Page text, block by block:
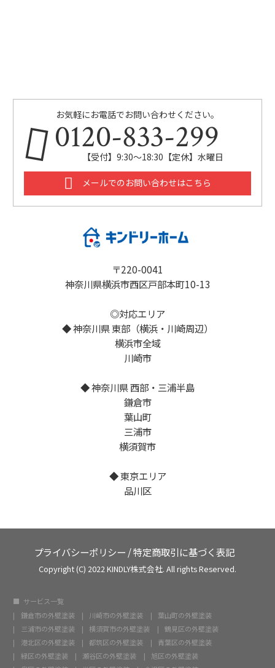
お気軽にお電話でお問い合わせください。
0120-833-299
【受付】9:30～18:30【定休】水曜日
メールでのお問い合わせはこちら
〒220-0041
神奈川県横浜市西区戸部本町10-13
◎対応エリア
◆ 神奈川県 東部（横浜・川崎周辺）
横浜市全域
川崎市
◆ 神奈川県 西部・三浦半島
鎌倉市
葉山町
三浦市
横須賀市
◆ 東京エリア
品川区
プライバシーポリシー /特定商取引に基づく表記
Copyright (C) 2022 KINDLY株式会社. All rights Reserved.
サービス一覧
鎌倉市の外壁塗装
川崎市の外壁塗装
葉山町の外壁塗装
三浦市の外壁塗装
横須賀市の外壁塗装
鶴見区の外壁塗装
港北区の外壁塗装
都筑区の外壁塗装
青葉区の外壁塗装
緑区の外壁塗装
瀬谷区の外壁塗装
旭区の外壁塗装